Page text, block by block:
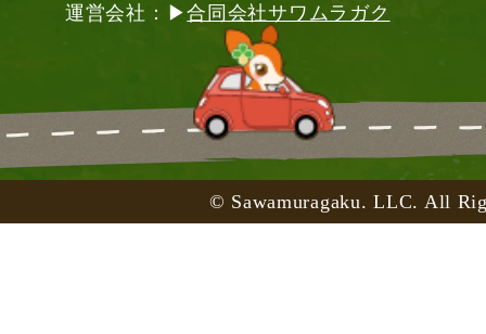
運営会社：▶合同会社サワムラガク
© Sawamuragaku. LLC. All